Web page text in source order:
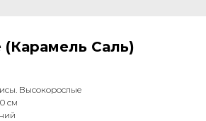
(Карамель Саль)
Высокорослые
см